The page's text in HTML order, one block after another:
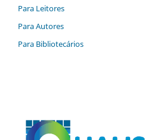
Para Leitores
Para Autores
Para Bibliotecários